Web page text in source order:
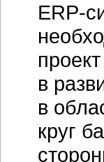
ERP-
в
в
круг